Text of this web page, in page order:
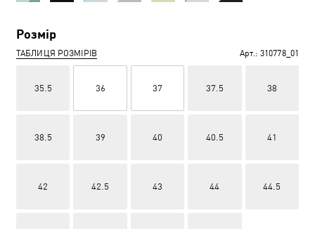
Розмір
ТАБЛИЦЯ РОЗМІРІВ Арт.: 310778_01
35.5 36 37 37.5 38
38.5 39 40 40.5 41
42 42.5 43 44 44.5